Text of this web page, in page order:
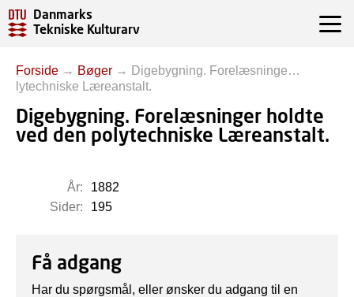
Danmarks
Tekniske Kulturarv
Forside → Bøger → Digebygning. Forelæsninge…
lytechniske Læreanstalt.
Digebygning. Forelæsninger holdte
ved den polytechniske Læreanstalt.
År:
1882
Sider:
195
Få adgang
Har du spørgsmål, eller ønsker du adgang til en